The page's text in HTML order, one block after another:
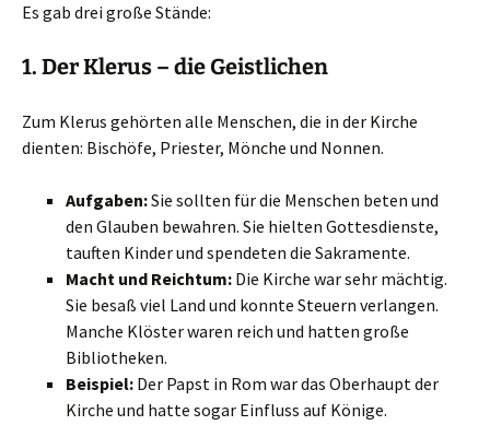
Es gab drei große Stände:
1. DerKlerus – die Geistlichen
Zum Klerus gehörten alle Menschen, die in der Kirche
dienten: Bischöfe, Priester, Mönche und Nonnen.
Aufgaben:Sie sollten für die Menschen beten und
den Glauben bewahren. Sie hielten Gottesdienste,
tauften Kinder und spendeten die Sakramente.
Macht und Reichtum: Die Kirche war sehr mächtig.
Sie besaß viel Land und konnte Steuern verlangen.
Manche Klöster waren reich und hatten große
Bibliotheken.
Beispiel: Der Papst in Rom war das Oberhaupt der
Kirche und hatte sogar Einfluss auf Könige.